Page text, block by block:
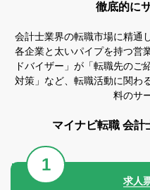
徹底的に
会計士業界の転職市場に精通
各企業と太いパイプを持つ営
ドバイザー」が「転職先のご
対策」など、転職活動に関わ
料のサ
マイナビ転職 会計
求人